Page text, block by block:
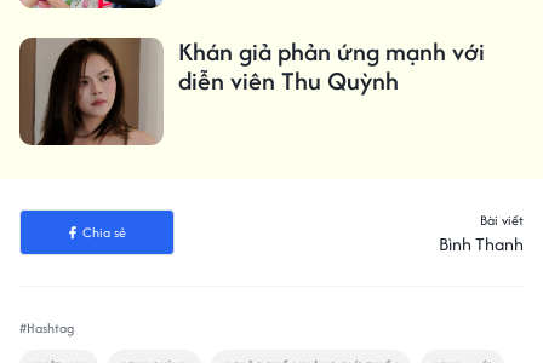
Khán giả phản ứng mạnh với
diễn viên Thu Quỳnh
Chia sẻ
Bài viết
Bình Thanh
#Hashtag